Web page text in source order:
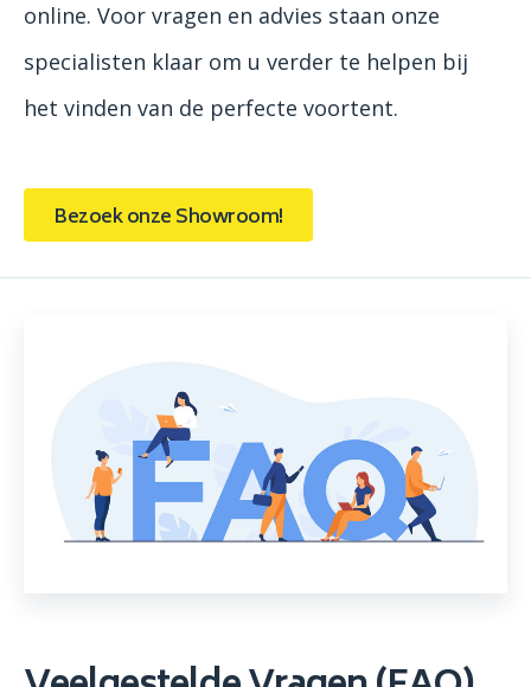
online. Voor vragen en advies staan onze
specialisten klaar om u verder te helpen bij
het vinden van de perfecte voortent.
Bezoek onze Showroom!